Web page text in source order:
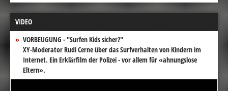
VIDEO
VORBEUGUNG - "Surfen Kids sicher?"
XY-Moderator Rudi Cerne über das Surfverhalten von Kindern im
Internet. Ein Erklärfilm der Polizei - vor allem für «ahnungslose
Eltern».
Video-